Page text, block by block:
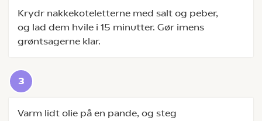
Krydr nakkekoteletterne med salt og peber,
og lad dem hvile i 15 minutter. Gør imens
grøntsagerne klar.
Varm lidt olie på en pande, og steg